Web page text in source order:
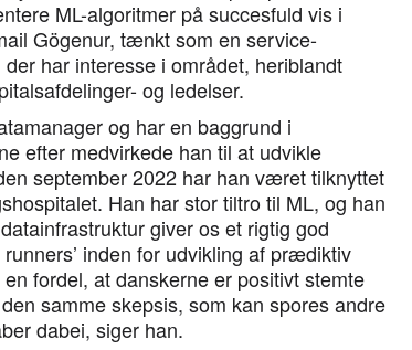
ML-algoritmer på succesfuld vis i
Gögenur, tænkt som en service-
har interesse i området, heriblandt
og ledelser.
og har en baggrund i
efter medvirkede han til at udvikle
september 2022 har han været tilknyttet
Han har stor tiltro til ML, og han
giver os et rigtig god
inden for udvikling af prædiktiv
fordel, at danskerne er positivt stemte
samme skepsis, som kan spores andre
dabei, siger han.